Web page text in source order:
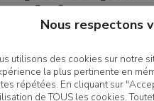
-
Nous respectons
utilisons des cookies sur notre
la plus pertinente en
répétées. En cliquant sur
de TOUS les cookies.